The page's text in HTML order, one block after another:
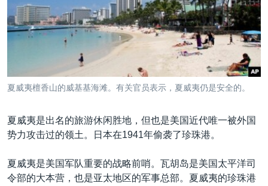
夏威夷檀香山的威基基海滩。有关官员表示，夏威夷仍是安全的。
夏威夷是出名的旅游休闲胜地，但也是美国近代唯一被外国
势力攻击过的领土。日本在1941年偷袭了珍珠港。
夏威夷是美国军队重要的战略前哨。瓦胡岛是美国太平洋司
令部的大本营，也是亚太地区的军事总部。夏威夷的珍珠港